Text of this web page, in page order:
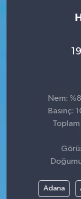
Nem:
Basınç:
Toplam
Adana